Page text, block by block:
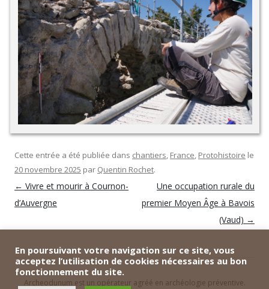
Cette entrée a été publiée dans chantiers France Protohistoire le
20 novembre 2025 par Quentin Rochet.
Navigation
des
articles
← Vivre et mourir à Cournon-
d’Auvergne
Une occupation rurale du
premier Moyen Âge à Bavois
(Vaud) →
Archeodunum est un opérateur agréé en archéologie préventive.
En poursuivant votre navigation sur ce site, vous
acceptez l’utilisation de cookies nécessaires au bon
fonctionnement du site.